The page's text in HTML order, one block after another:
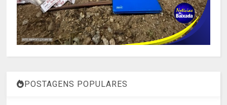
POSTAGENS POPULARES